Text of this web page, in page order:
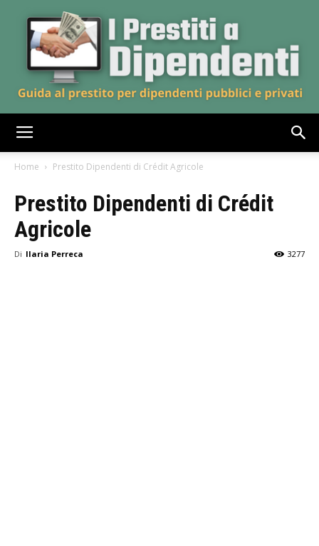
Home Prestito Dipendenti di Crédit Agricole
Prestito Dipendenti di Crédit
Agricole
Di Ilaria Perreca 3277